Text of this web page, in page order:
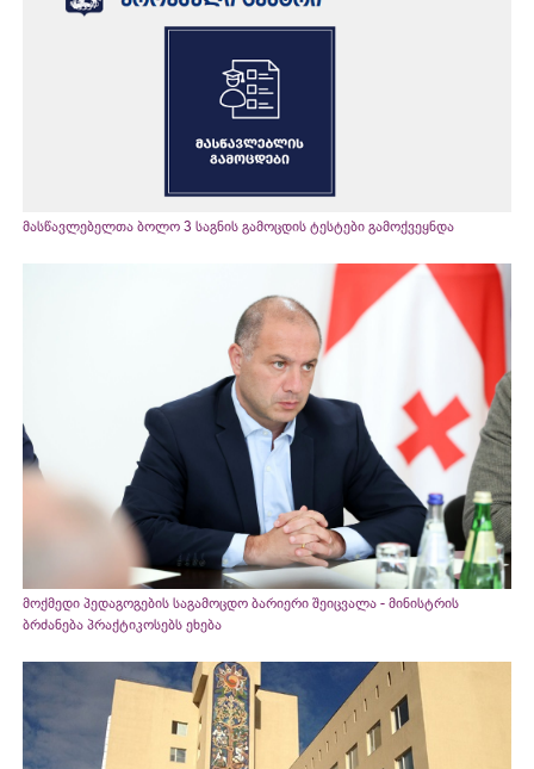
მასწავლებელთა ბოლო 3 საგნის გამოცდის ტესტები გამოქვეყნდა
მოქმედი პედაგოგების საგამოცდო ბარიერი შეიცვალა - მინისტრის
ბრძანება პრაქტიკოსებს ეხება